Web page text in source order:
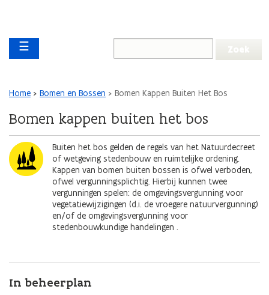
gaan
Main navigation
☰
Kruimelpad
Home Bomen en Bossen Bomen Kappen Buiten Het Bos
Bomen kappen buiten het bos
AfbeeldingBuiten het bos gelden de regels van het Natuurdecreet
of wetgeving stedenbouw en ruimtelijke ordening.
Kappen van bomen buiten bossen is ofwel verboden,
ofwel vergunningsplichtig. Hierbij kunnen twee
vergunningen spelen: de omgevingsvergunning voor
vegetatiewijzigingen (d.i. de vroegere natuurvergunning)
en/of de omgevingsvergunning voor
stedenbouwkundige handelingen .
In beheerplan